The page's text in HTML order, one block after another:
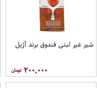
شیر غیر لبنی فندوق برند آژیل
۲۰۰,۰۰۰